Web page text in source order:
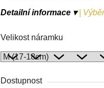
Detailní informace ▾
Velikost náramku
Dostupnost